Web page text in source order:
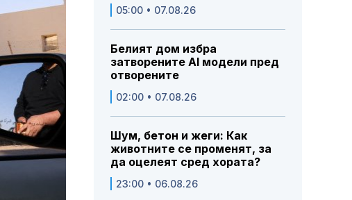
05:00 • 07.08.26
Белият дом избра
затворените AI модели пред
отворените
02:00 • 07.08.26
Шум, бетон и жеги: Как
животните се променят, за
да оцелеят сред хората?
23:00 • 06.08.26